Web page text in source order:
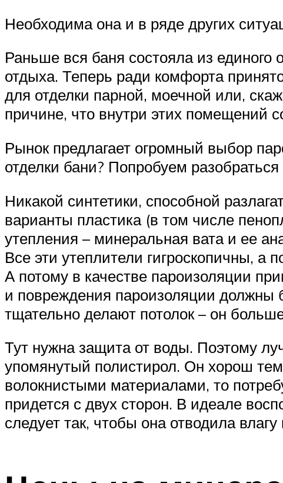
Необходима она и в ряде других
Раньше вся баня состояла из
отдыха. Теперь ради комфорта
для отделки парной, моечной или,
причине, что внутри этих помещений
Рынок предлагает огромный выбор
отделки бани? Попробуем разобраться
Никакой синтетики, способной
варианты пластика (в том числе
утепления – минеральная вата и ее
Все эти утеплители гигроскопичны,
А потому в качестве пароизоляции
и повреждения пароизоляции должны
тщательно делают потолок – он
Тут нужна защита от воды. Поэтому
упомянутый полистирол. Он хорош
волокнистыми материалами, то
придется с двух сторон. В идеале
следует так, чтобы она отводила